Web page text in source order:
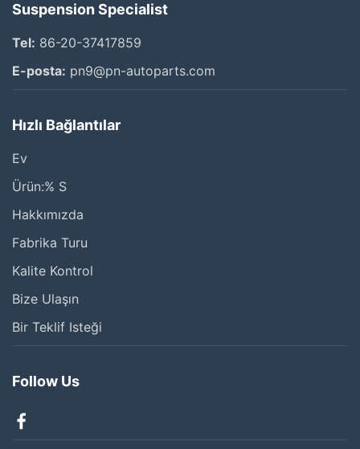
Suspension Specialist
Tel: 86-20-37417859
E-posta: pn9@pn-autoparts.com
Hızlı Bağlantılar
Ev
Ürün:% S
Hakkımızda
Fabrika Turu
Kalite Kontrol
Bize Ulaşın
Bir Teklif Isteği
Follow Us